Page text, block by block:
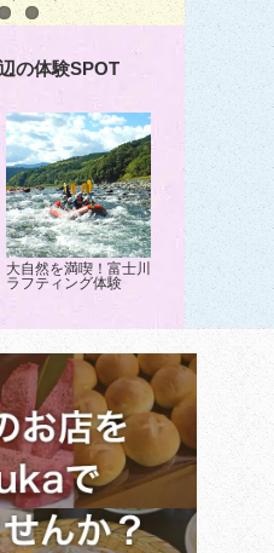
の体験SPOT
大自然を満喫！富士川
ラフティング体験